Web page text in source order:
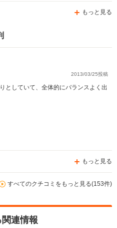
もっと見る
2013/03/25投稿
としていて、全体的にバランスよく出
もっと見る
すべてのクチコミをもっと見る(153件)
連情報